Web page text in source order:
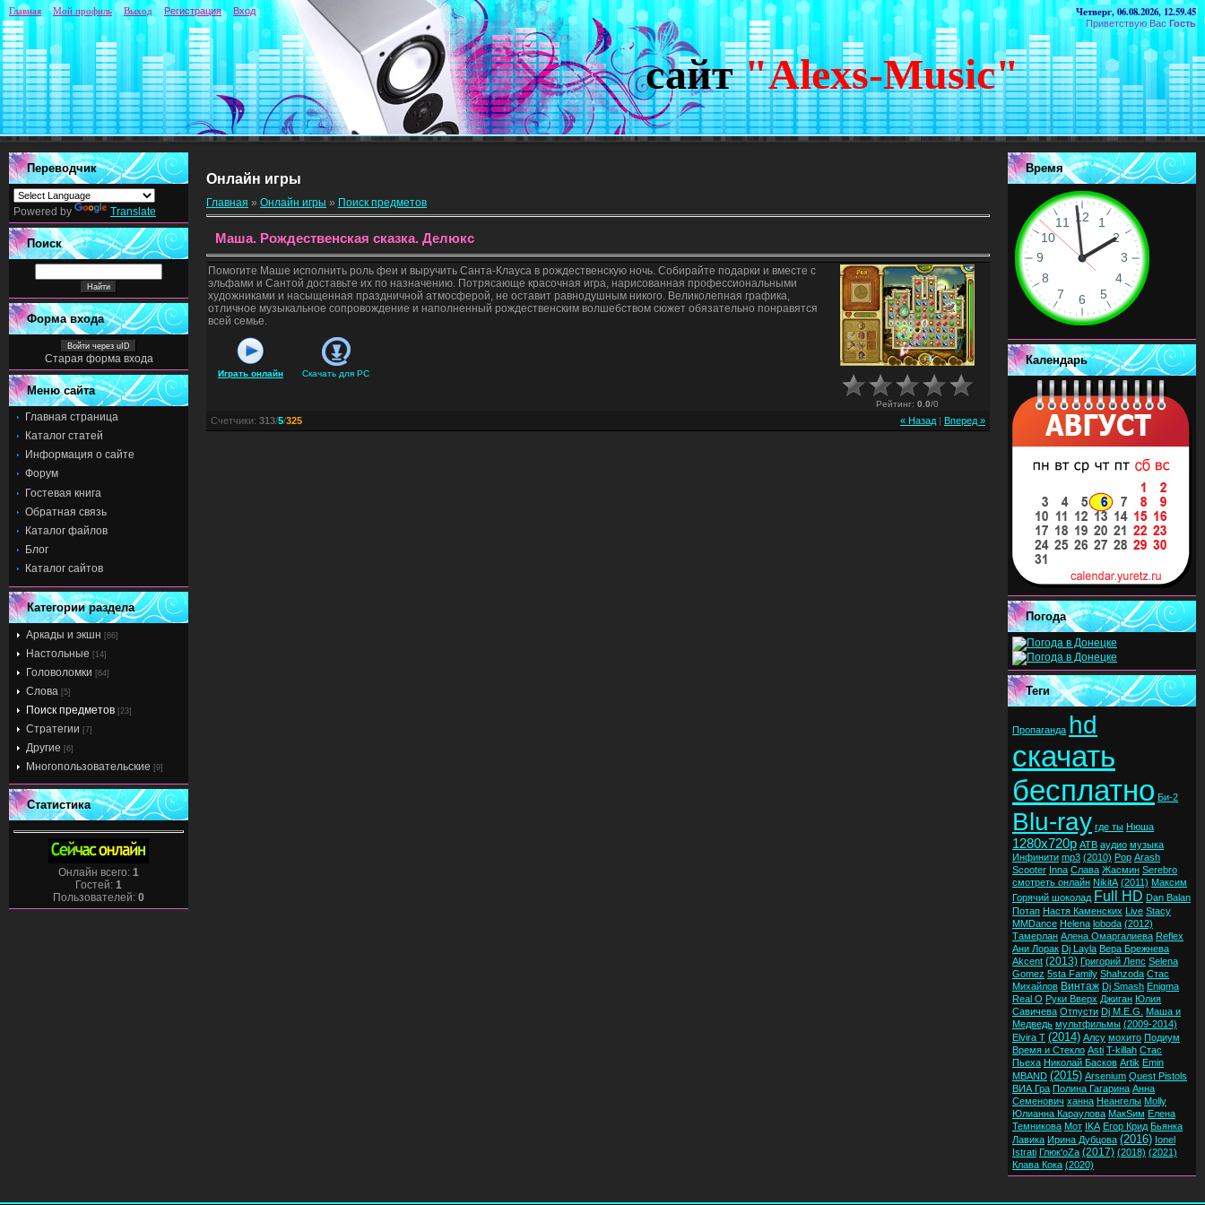
Четверг, 06.08.2026, 12.59.45
Приветствую Вас Гость
сайт "Alexs-Music"
Главная Мой профиль Выход Регистрация Вход
Переводчик
Powered by Translate
Поиск
Форма входа
Войти через uID
Старая форма входа
Меню сайта
Главная страница
Каталог статей
Информация о сайте
Форум
Гостевая книга
Обратная связь
Каталог файлов
Блог
Каталог сайтов
Категории раздела
Аркады и экшн [86]
Настольные [14]
Головоломки [64]
Слова [5]
Поиск предметов [23]
Стратегии [7]
Другие [6]
Многопользовательские [9]
Статистика
Онлайн всего: 1
Гостей: 1
Пользователей: 0
Онлайн игры
Главная » Онлайн игры » Поиск предметов
Маша. Рождественская сказка. Делюкс
Помогите Маше исполнить роль феи и выручить Санта-Клауса в рождественскую ночь. Собирайте подарки и вместе с
эльфами и Сантой доставьте их по назначению. Потрясающе красочная игра, нарисованная профессиональными
художниками и насыщенная праздничной атмосферой, не оставит равнодушным никого. Великолепная графика,
отличное музыкальное сопровождение и наполненный рождественским волшебством сюжет обязательно понравятся
всей семье.
Играть онлайн Скачать для PC
Рейтинг: 0.0/0
« Назад| Вперед »
Счетчики: 313/5/325
Время
Календарь
Погода
Теги
Пропаганда hd
скачать
бесплатно Би-2
Blu-ray где ты Нюша
1280x720p ATB аудио музыка
Инфинити mp3 (2010) Pop Arash
Scooter Inna Слава Жасмин Serebro
смотреть онлайн NikitA (2011) Максим
Горячий шоколад Full HD Dan Balan
Потап Настя Каменских Live Stacy
MMDance Helena loboda (2012)
Тамерлан Алена Омаргалиева Reflex
Ани Лорак Dj Layla Вера Брежнева
Akcent (2013) Григорий Лепс Selena
Gomez 5sta Family Shahzoda Стас
Михайлов Винтаж Dj Smash Enigma
Real O Руки Вверх Джиган Юлия
Савичева Отпусти Dj M.E.G.
Маша и
Медведь мультфильмы (2009-2014)
Elvira T (2014) Алсу мохито Подиум
Время и Стекло Asti T-killah Стас
Пьеха Николай Басков Artik Emin
MBAND (2015) Arsenium Quest Pistols
ВИА Гра Полина Гагарина Анна
Семенович ханна Неангелы Molly
Юлианна Караулова МакSим Елена
Темникова Мот IKA Егор Крид Бьянка
Лавика Ирина Дубцова (2016) Ionel
Istrati Глюк'oZa (2017) (2018) (2021)
Клава Кока (2020)